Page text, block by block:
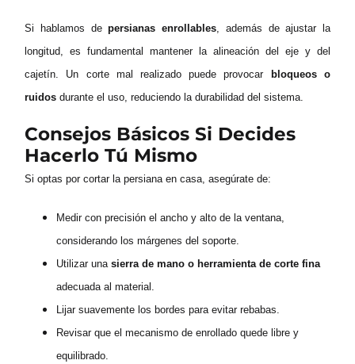
Si hablamos depersianas enrollables, además de ajustar la
longitud, es fundamental mantener la alineación del eje y del
cajetín. Un corte mal realizado puede provocar
bloqueos o
ruidos durante el uso, reduciendo la durabilidad del sistema.
Consejos Básicos Si Decides
Hacerlo Tú Mismo
Si optas por cortar la persiana en casa, asegúrate de:
Medir con precisión el ancho y alto de la ventana,
considerando los márgenes del soporte.
Utilizar unasierra de mano o herramienta de corte fina
adecuada al material.
Lijar suavemente los bordes para evitar rebabas.
Revisar que el mecanismo de enrollado quede libre y
equilibrado.